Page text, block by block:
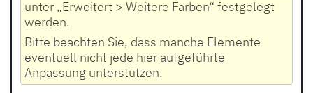
unter „Erweitert > Weitere Farben“ festgelegt
werden.
Bitte beachten Sie, dass manche Elemente
eventuell nicht jede hier aufgeführte
Anpassung unterstützen.